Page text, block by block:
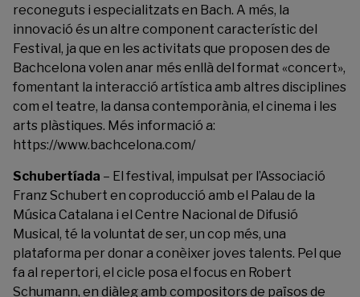
reconeguts i especialitzats en Bach. A més, la
innovació és un altre component característic del
Festival, ja que en les activitats que proposen des de
Bachcelona volen anar més enllà del format «concert»,
fomentant la interacció artística amb altres disciplines
com el teatre, la dansa contemporània, el cinema i les
arts plàstiques. Més informació a:
https://www.bachcelona.com/
Schubertíada – El festival, impulsat per l’Associació
Franz Schubert en coproducció amb el Palau de la
Música Catalana i el Centre Nacional de Difusió
Musical, té la voluntat de ser, un cop més, una
plataforma per donar a conèixer joves talents. Pel que
fa al repertori, el cicle posa el focus en Robert
Schumann, en diàleg amb compositors de països de